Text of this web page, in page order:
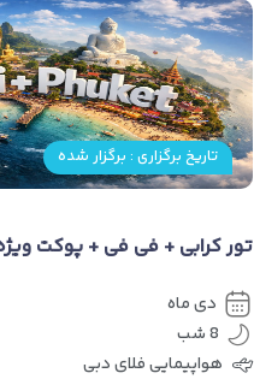
تاریخ برگزاری : برگزار شده
تور کرابی + فی فی + پوکت ویژه
دی ماه
8 شب
هواپیمایی فلای دبی